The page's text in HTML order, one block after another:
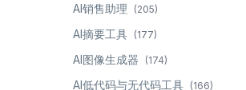
AI销售助理 (205)
AI摘要工具 (177)
AI图像生成器 (174)
AI低代码与无代码工具 (166)